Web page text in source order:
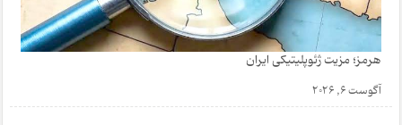
هرمز؛ مزیت ژئوپلیتیکی ایران
آگوست 6, 2026